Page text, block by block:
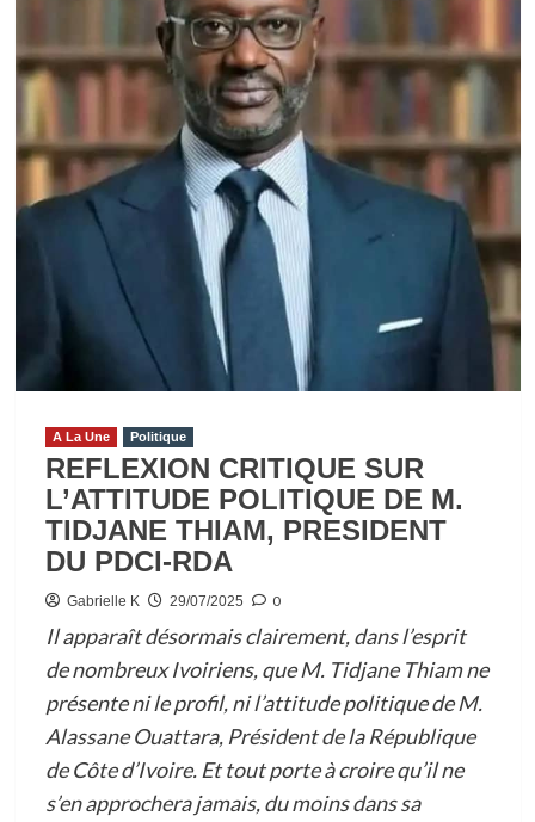
A La Une Politique
REFLEXION CRITIQUE SUR
L’ATTITUDE POLITIQUE DE M.
TIDJANE THIAM, PRESIDENT
DU PDCI-RDA
Gabrielle K 29/07/2025 0
Il apparaît désormais clairement, dans l’esprit
de nombreux Ivoiriens, que M. Tidjane Thiam ne
présente ni le profil, ni l’attitude politique de M.
Alassane Ouattara, Président de la République
de Côte d’Ivoire. Et tout porte à croire qu’il ne
s’en approchera jamais, du moins dans sa